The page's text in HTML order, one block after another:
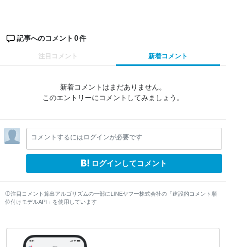
記事へのコメント 0件
注目コメント 新着コメント
新着コメントはまだありません。
このエントリーにコメントしてみましょう。
コメントするにはログインが必要です
ログインしてコメント
注目コメント算出アルゴリズムの一部にLINEヤフー株式会社の「建設的コメント順
位付けモデルAPI」を使用しています